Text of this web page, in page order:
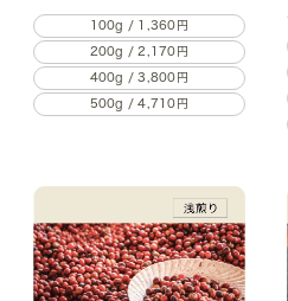
100g / 1,360円
200g / 2,170円
400g / 3,800円
500g / 4,710円